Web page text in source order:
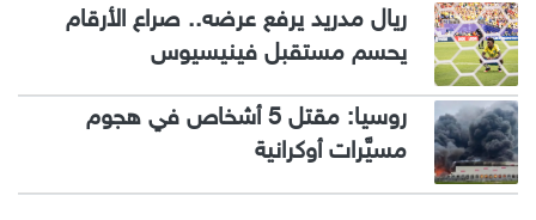
ريال مدريد يرفع عرضه.. صراع الأرقام
يحسم مستقبل فينيسيوس
روسيا: مقتل 5 أشخاص في هجوم
مسيَّرات أوكرانية